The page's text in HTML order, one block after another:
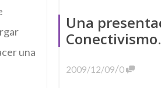
una
Una
2009/12/09/0